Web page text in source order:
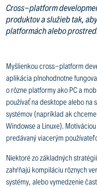
Cross-platform
produktov a služieb tak,
platformách alebo
Myšlienkou cross-platform
aplikácia plnohodnotne
o rôzne platformy ako PC a
používať na desktope alebo na
systémov (napríklad ak
Windowse a Linuxe).
predávaný viacerým
Niektoré zo základných
zahŕňajú kompiláciu rôznych
systémy, alebo vymedzenie